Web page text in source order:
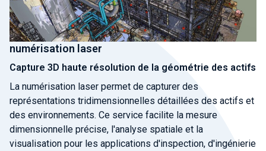
numérisation laser
Capture 3D haute résolution de la géométrie des actifs
La numérisation laser permet de capturer des
représentations tridimensionnelles détaillées des actifs et
des environnements. Ce service facilite la mesure
dimensionnelle précise, l'analyse spatiale et la
visualisation pour les applications d'inspection, d'ingénierie